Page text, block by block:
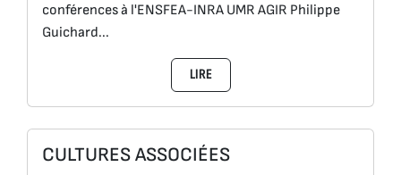
conférences à l'ENSFEA-INRA UMR AGIR Philippe
Guichard...
LIRE
CULTURES ASSOCIÉES